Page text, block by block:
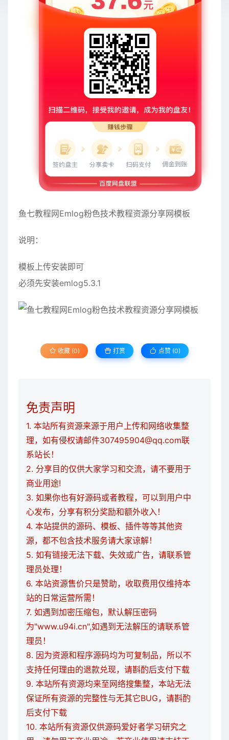
鱼七教程网Emlog粉色技术教程资源分享网模板
说明：
模板上传安装即可
必须先安装emlog5.3.1
收藏 (0) 打赏 点赞 (0)
免责声明
1. 本站所有资源来源于用户上传和网络收集整
理，如有侵权请邮件307495904@qq.com联
系站长！
2. 分享目的仅供大家学习和交流，请不要用于
商业用途!
3. 如果你也有好源码或者教程，可以到用户中
心发布，分享有积分奖励和额外收入！
4. 本站提供的源码、模板、插件等等其他资
源，都不包含技术服务请大家谅解！
5. 如有链接无法下载、失效或广告，请联系管
理员处理！
6. 本站资源售价只是赞助，收取费用仅维持本
站的日常运营所需！
7. 如遇到加密压缩包，默认解压密码
为"www.u94i.cn",如遇到无法解压的请联系管
理员！
8. 因为资源和程序源码均为可复制品，所以不
支持任何理由的退款兑现，请斟酌后支付下载
9. 本站所有资源均来至网络搜集整，本站无法
保证所有资源的完整性与无其它BUG，请斟酌
后支付下载
10. 本站所有资源仅供源码爱好者学习研究之